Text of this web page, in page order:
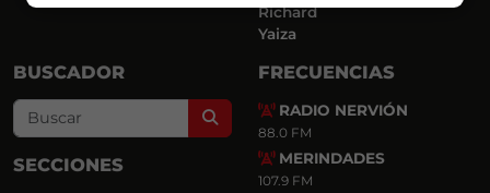
Richard
Yaiza
BUSCADOR
Search
SECCIONES
FRECUENCIAS
RADIO NERVIÓN
88.0 FM
MERINDADES
107.9 FM